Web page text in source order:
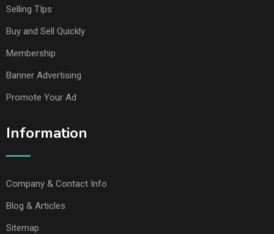
Selling TIps
Buy and Sell Quickly
Membership
Banner Advertising
Promote Your Ad
Information
Company & Contact Info
Blog & Articles
Sitemap